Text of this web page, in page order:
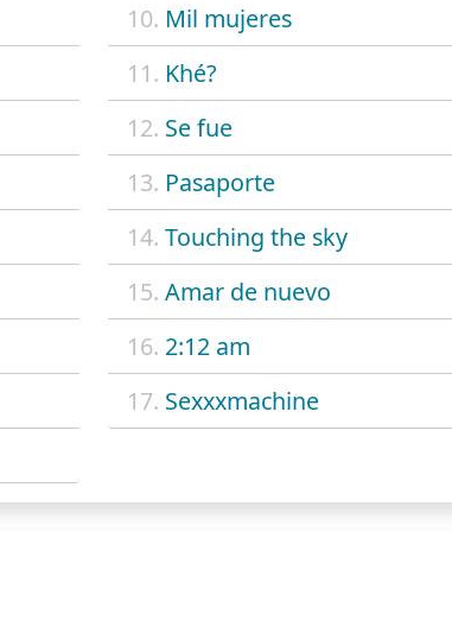
10. Mil mujeres
11. Khé?
12. Se fue
13. Pasaporte
14. Touching the sky
15. Amar de nuevo
16. 2:12 am
17. Sexxxmachine